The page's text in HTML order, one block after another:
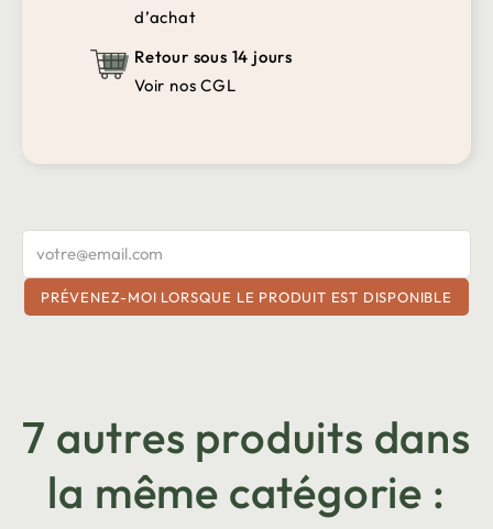
d’achat
Retour sous 14 jours
Voir nos CGL
PRÉVENEZ-MOI LORSQUE LE PRODUIT EST DISPONIBLE
7 autres produits dans
la même catégorie :